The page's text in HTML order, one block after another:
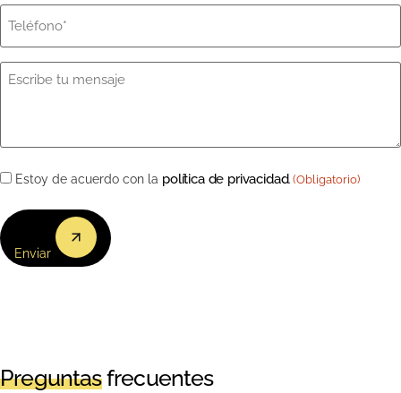
Teléfono
(Obligatorio)
Mensaje
(Obligatorio)
Consentimiento
Estoy de acuerdo con la política de privacidad. (Obligatorio)
Enviar
Preguntasfrecuentes